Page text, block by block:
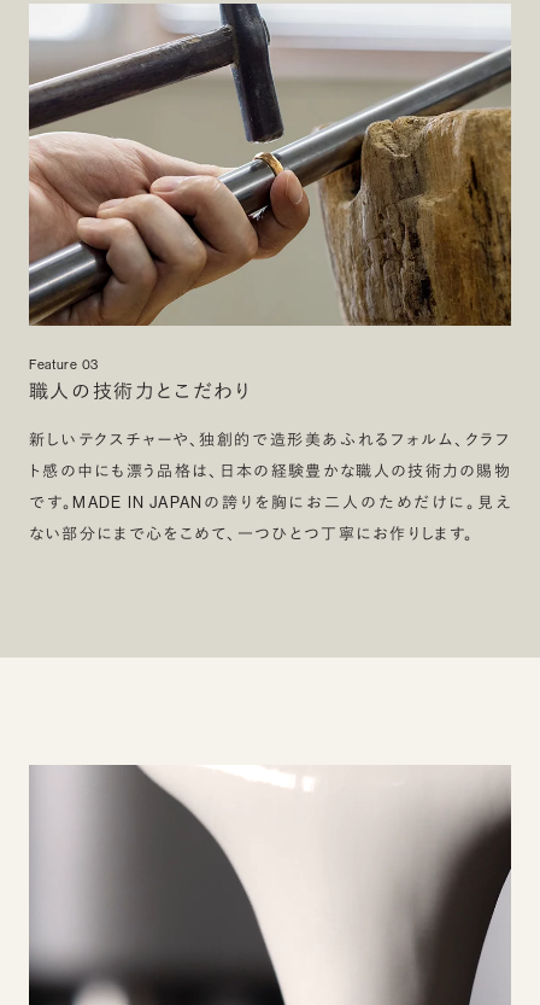
Feature 03
職人の技術力とこだわり
新しいテクスチャーや、独創的で造形美あふれるフォルム、クラフ
ト感の中にも漂う品格は、日本の経験豊かな職人の技術力の賜物
です。MADE IN JAPANの誇りを胸にお二人のためだけに。見え
ない部分にまで心をこめて、一つひとつ丁寧にお作りします。